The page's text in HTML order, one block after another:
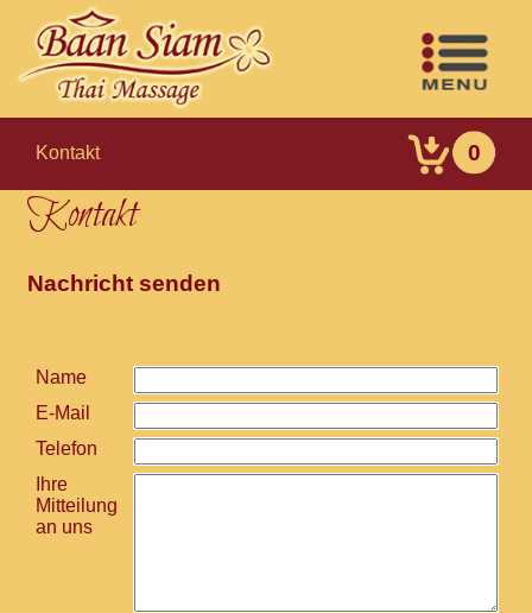
Kontakt 0
Kontakt
Nachricht senden
Name
E-Mail
Telefon
Ihre
Mitteilung
an uns